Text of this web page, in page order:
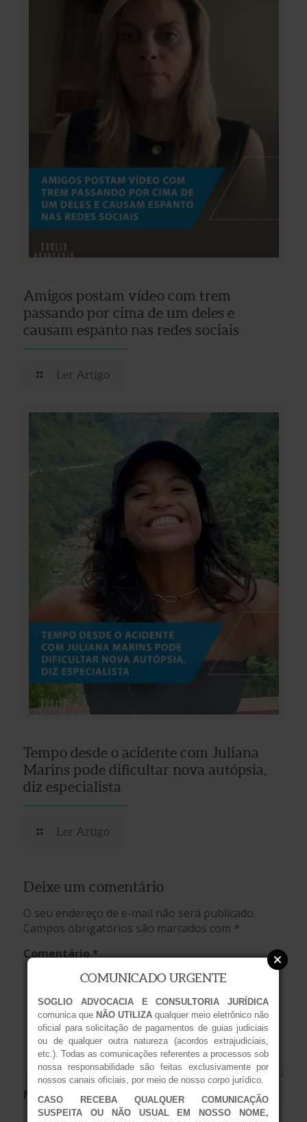
Amigos postam vídeo com trem
passando por cima de um deles e
causam espanto nas redes sociais
Ler Artigo
Tempo desde o acidente com Juliana
Marins pode dificultar nova autópsia,
diz especialista
Ler Artigo
Deixe um comentário
O seu endereço de e-mail não será publicado.
Campos obrigatórios são marcados com *
Comentário*
Nome*
COMUNICADO URGENTE
SOGLIO ADVOCACIA E CONSULTORIA JURÍDICA
comunica que NÃO UTILIZA qualquer meio eletrônico não
oficial para solicitação de pagamentos de guias judiciais
ou de qualquer outra natureza (acordos extrajudiciais,
etc.). Todas as comunicações referentes a processos sob
nossa responsabilidade são feitas exclusivamente por
nossos canais oficiais, por meio de nosso corpo jurídico.
CASO RECEBA QUALQUER COMUNICAÇÃO
SUSPEITA OU NÃO USUAL EM NOSSO NOME,